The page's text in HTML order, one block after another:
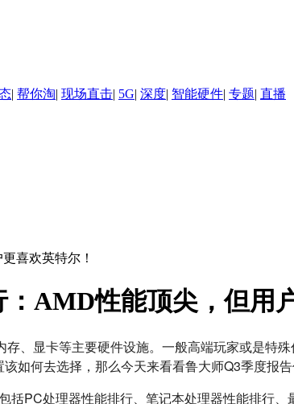
| 帮你淘| 现场直击| 5G| 深度| 智能硬件| 专题| 直播
AMD性能顶尖，但用
、显卡等主要硬件设施。一般高端玩家或是特
如何去选择，那么今天来看看鲁大师Q3季度报